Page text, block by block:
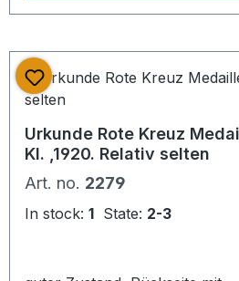
Urkunde Rote Kreuz
Kl. ,1920. Relativ selten
Art. no. 2279
In stock: 1 State: 2-3